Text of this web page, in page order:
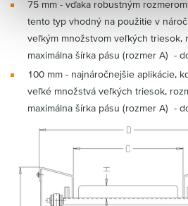
75 mm - vďaka robustným
tento typ vhodný na použitie v
veľkým množstvom veľkých triesok,
maximálna šírka pásu (rozmer A) -
100 mm - najnáročnejšie aplikácie,
veľké množstvá veľkých triesok,
maximálna šírka pásu (rozmer A) -